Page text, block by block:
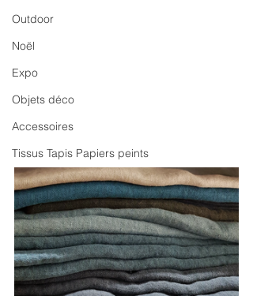
Outdoor
Noël
Expo
Objets déco
Accessoires
Tissus Tapis Papiers peints